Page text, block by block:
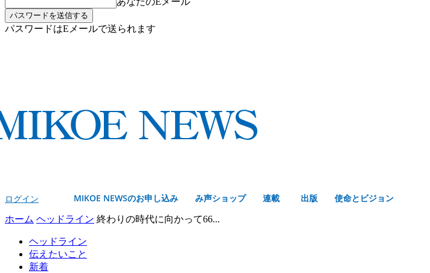
パスワードはEメールで送られます
ログイン MIKOE NEWSのお申し込み み声ショップ 連載 出版 使命とビジョン
ホーム ヘッドライン 終わりの時代に向かって66...
ヘッドライン
伝えたいこと
新着